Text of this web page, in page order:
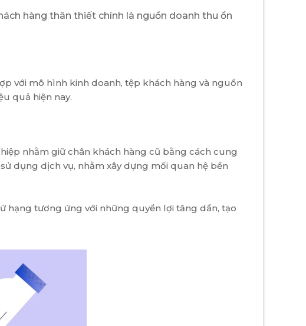
hàng thân thiết chính là nguồn doanh thu ổn
với mô hình kinh doanh, tệp khách hàng và nguồn
quả hiện nay.
nhằm giữ chân khách hàng cũ bằng cách cung
dụng dịch vụ, nhằm xây dựng mối quan hệ bền
hạng tương ứng với những quyền lợi tăng dần, tạo